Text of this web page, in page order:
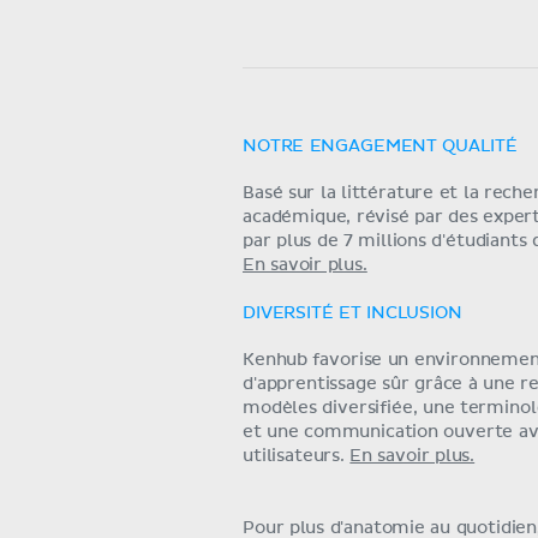
NOTRE ENGAGEMENT QUALITÉ
Basé sur la littérature et la
académique, révisé par des
par plus de 7 millions d'étudiants
En savoir plus.
DIVERSITÉ ET INCLUSION
Kenhub favorise un
d'apprentissage sûr grâce à une
modèles diversifiée, une
et une communication ouverte
utilisateurs. En savoir plus.
Pour plus d'anatomie au